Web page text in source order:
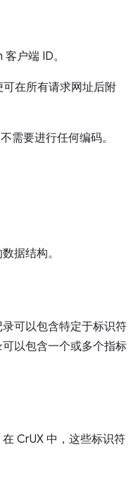
户端 ID。
在所有请求网址后附
需要进行任何编码。
据结构。
可以包含特定于标识符
以包含一个或多个指标
CrUX 中，这些标识符